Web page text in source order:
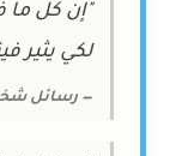
"إن كل ما
لكي يثير
— رسائل